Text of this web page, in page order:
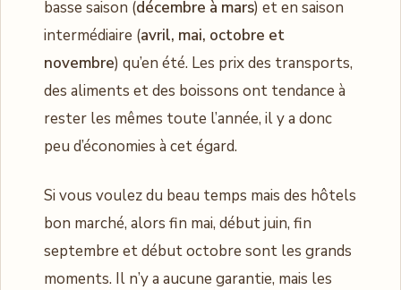
basse saison (décembre à mars) et en saison
intermédiaire (avril, mai, octobre et
novembre) qu’en été. Les prix des transports,
des aliments et des boissons ont tendance à
rester les mêmes toute l’année, il y a donc
peu d’économies à cet égard.
Si vous voulez du beau temps mais des hôtels
bon marché, alors fin mai, début juin, fin
septembre et début octobre sont les grands
moments. Il n’y a aucune garantie, mais les